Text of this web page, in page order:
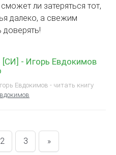
ли затеряться тот,
далеко, а свежим
- Игорь Евдокимов
Евдокимов - читать книгу
2 3 »